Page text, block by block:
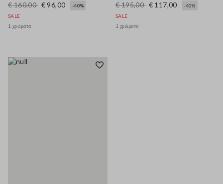
€ 160,00 € 96,00
-40%
SALE
1 χρώματα
€ 195,00 € 117,00
-40%
SALE
1 χρώματα